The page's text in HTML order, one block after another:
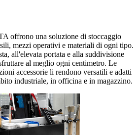
offrono una soluzione di stoccaggio
mezzi operativi e materiali di ogni tipo.
all'elevata portata e alla suddivisione
al meglio ogni centimetro. Le
accessorie li rendono versatili e adatti
industriale, in officina e in magazzino.